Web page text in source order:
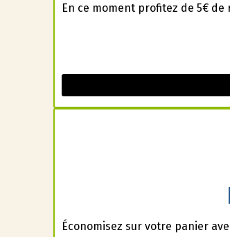
En ce moment profitez de 5€
Économisez sur votre panier